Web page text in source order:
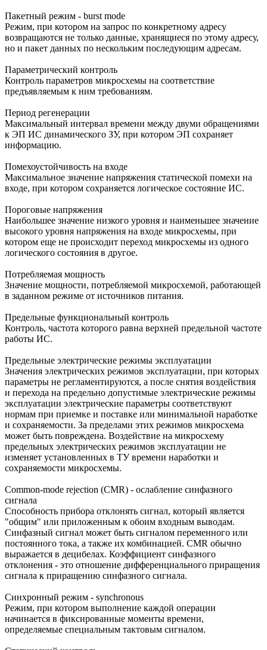
Пакетный режим - burst mode
Режим, при котором на запрос по конкретному адресу
возвращаются не только данные, хранящиеся по этому адресу,
но и пакет данных по нескольким последующим адресам.
Параметрический контроль
Контроль параметров микросхемы на соответствие
предъявляемым к ним требованиям.
Период регенерации
Максимальный интервал времени между двуми обращениями
к ЭП ИС динамического ЗУ, при котором ЭП сохраняет
информацию.
Помехоустойчивость на входе
Максимальное значение напряжения статической помехи на
входе, при котором сохраняется логическое состояние ИС.
Пороговые напряжения
Наибольшее значение низкого уровня и наименьшее значение
высокого уровня напряжения на входе микросхемы, при
котором еще не происходит переход микросхемы из одного
логического состояния в другое.
Потребляемая мощность
Значение мощности, потребляемой микросхемой, работающей
в заданном режиме от источников питания.
Предельные функциональный контроль
Контроль, частота которого равна верхней предельной частоте
работы ИС.
Предельные электрические режимы эксплуатации
Значения электрических режимов эксплуатации, при которых
параметры не регламентируются, а после снятия воздействия
и перехода на предельно допустимые электрические режимы
эксплуатации электрические параметры соответствуют
нормам при приемке и поставке или минимальной наработке
и сохраняемости. За пределами этих режимов микросхема
может быть повреждена. Воздействие на микросхему
предельных электрических режимов эксплуатации не
изменяет установленных в ТУ времени наработки и
сохраняемости микросхемы.
Сommon-mode rejection (CMR) - ослабление синфазного
сигнала
Способность прибора отклонять сигнал, который является
"общим" или приложенным к обоим входным выводам.
Синфазный сигнал может быть сигналом переменного или
постоянного тока, а также их комбинацией. CMR обычно
выражается в децибелах. Коэффициент синфазного
отклонения - это отношение дифференциального приращения
сигнала к приращению синфазного сигнала.
Синхронный режим - synchronous
Режим, при котором выполнение каждой операции
начинается в фиксированные моменты времени,
определяемые специальным тактовым сигналом.